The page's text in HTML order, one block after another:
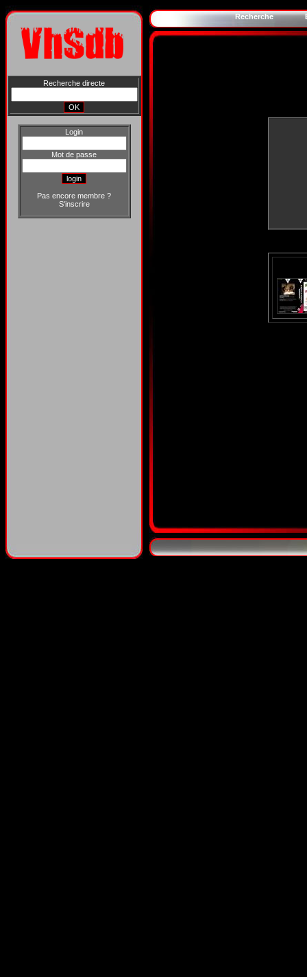
Recherche directe
Login
Mot de passe
Pas encore membre ?
S'inscrire
Recherche